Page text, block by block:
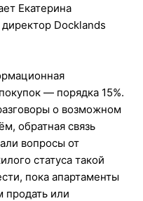
Екатерина
Docklands
— порядка 15%.
о возможном
обратная связь
вопросы от
статуса такой
пока апартаменты
продать или